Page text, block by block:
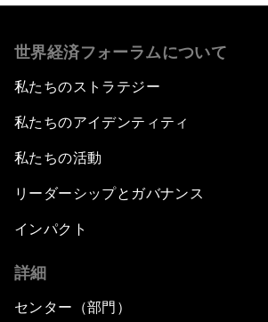
世界経済フォーラムについて
私たちのストラテジー
私たちのアイデンティティ
私たちの活動
リーダーシップとガバナンス
インパクト
詳細
センター（部門）